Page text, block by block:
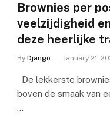
Brownies per
veelzijdigheid
deze heerlijke
By Django January 21,
De lekkerste
boven de smaak van
…